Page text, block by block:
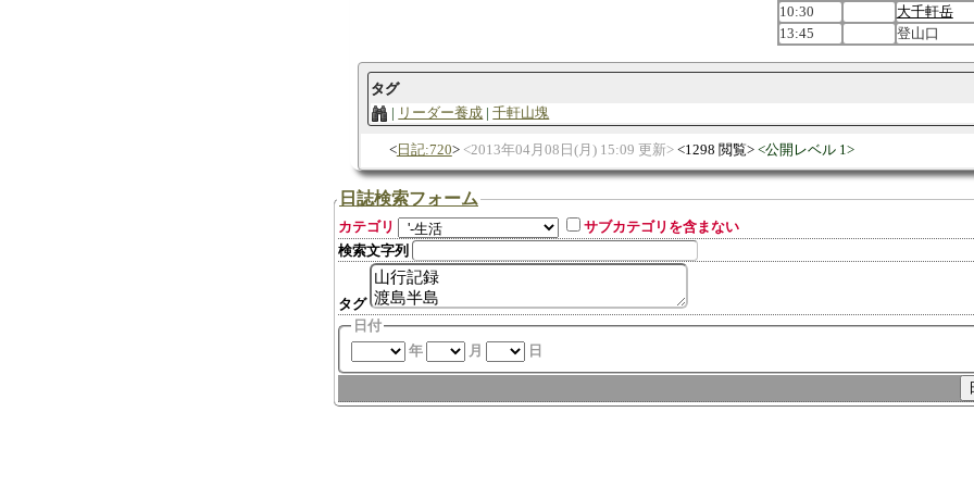
10:30
大千軒岳
13:45
登山口
タグ
リーダー養成
千軒山塊
日記:720 2013年04月08日(月) 15:09 更新 1298 閲覧 公開レベル 1
日誌検索フォーム
カテゴリ
サブカテゴリを含まない
検索文字列
タグ
日付
年
月 日